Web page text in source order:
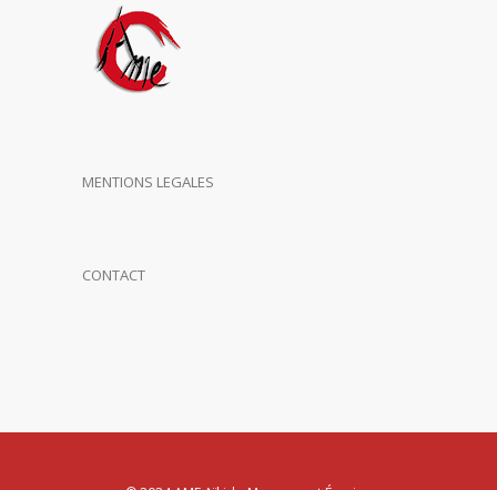
MENTIONS LEGALES
CONTACT